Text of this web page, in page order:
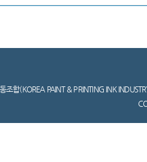
조합(KOREA PAINT & PRINTING INK